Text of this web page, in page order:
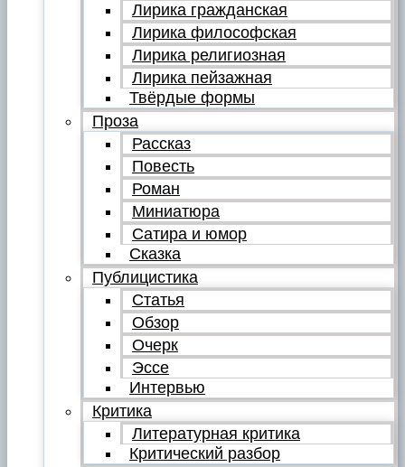
Лирика гражданская
Лирика философская
Лирика религиозная
Лирика пейзажная
Твёрдые формы
Проза
Рассказ
Повесть
Роман
Миниатюра
Сатира и юмор
Сказка
Публицистика
Статья
Обзор
Очерк
Эссе
Интервью
Критика
Литературная критика
Критический разбор